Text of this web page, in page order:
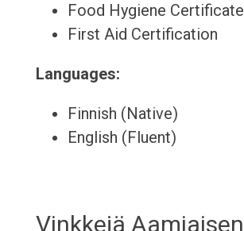
Food Hygiene Certificate
First Aid Certification
Languages:
Finnish (Native)
English (Fluent)
Vinkkejä Aamiaisen